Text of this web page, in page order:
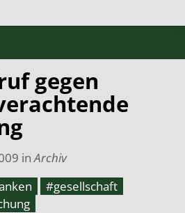
gegen
inArchiv
#gesellschaft